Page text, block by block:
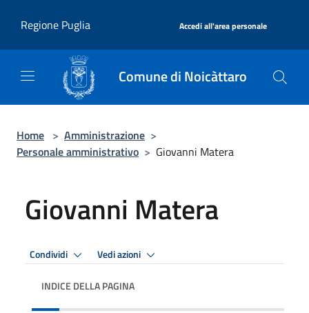
Regione Puglia
Accedi all'area personale
Comune di Noicàttaro
Home > Amministrazione >
Personale amministrativo > Giovanni Matera
Giovanni Matera
Condividi Vedi azioni
INDICE DELLA PAGINA